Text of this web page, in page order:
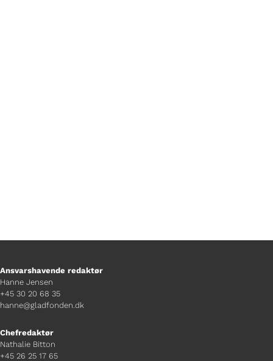
Ansvarshavende redaktør
Hanne Jensen
+45 30 20 68 35
hanne@gladfonden.dk
Chefredaktør
Nathalie Bitton
+45 26 25 17 65